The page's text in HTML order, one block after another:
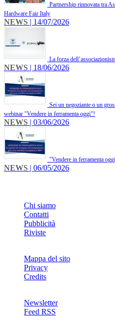
Partnership rinnovata tra
Hardware Fair Italy
NEWS | 14/07/2026
La forza
NEWS | 18/06/2026
Sei un negoziante o un
webinar "Vendere in ferramenta oggi"!
NEWS | 03/06/2026
"Vendere in ferramenta
NEWS | 06/05/2026
Chi siamo
Contatti
Pubblicità
Riviste
Mappa del sito
Privacy
Credits
Newsletter
Feed RSS